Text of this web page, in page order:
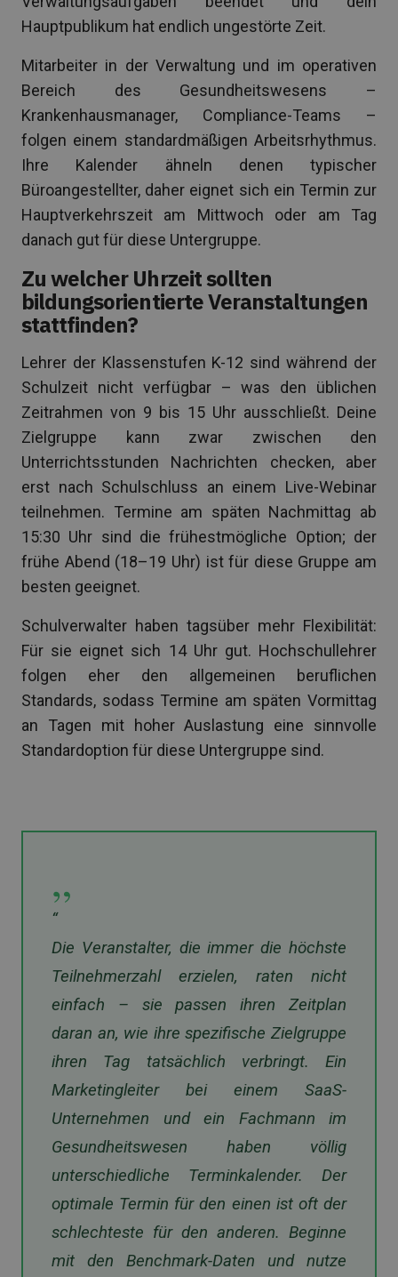
Hauptpublikum hat endlich ungestörte Zeit.
Mitarbeiter in der Verwaltung und im operativen
Bereich des Gesundheitswesens –
Krankenhausmanager, Compliance-Teams –
folgen einem standardmäßigen Arbeitsrhythmus.
Ihre Kalender ähneln denen typischer
Büroangestellter, daher eignet sich ein Termin zur
Hauptverkehrszeit am Mittwoch oder am Tag
danach gut für diese Untergruppe.
Zu welcher Uhrzeit sollten
bildungsorientierte Veranstaltungen
stattfinden?
Lehrer der Klassenstufen K-12 sind während der
Schulzeit nicht verfügbar – was den üblichen
Zeitrahmen von 9 bis 15 Uhr ausschließt. Deine
Zielgruppe kann zwar zwischen den
Unterrichtsstunden Nachrichten checken, aber
erst nach Schulschluss an einem Live-Webinar
teilnehmen. Termine am späten Nachmittag ab
15:30 Uhr sind die frühestmögliche Option; der
frühe Abend (18–19 Uhr) ist für diese Gruppe am
besten geeignet.
Schulverwalter haben tagsüber mehr Flexibilität:
Für sie eignet sich 14 Uhr gut. Hochschullehrer
folgen eher den allgemeinen beruflichen
Standards, sodass Termine am späten Vormittag
an Tagen mit hoher Auslastung eine sinnvolle
Standardoption für diese Untergruppe sind.
„
“
Die Veranstalter, die immer die höchste
Teilnehmerzahl erzielen, raten nicht
einfach – sie passen ihren Zeitplan
daran an, wie ihre spezifische Zielgruppe
ihren Tag tatsächlich verbringt. Ein
Marketingleiter bei einem SaaS-
Unternehmen und ein Fachmann im
Gesundheitswesen haben völlig
unterschiedliche Terminkalender. Der
optimale Termin für den einen ist oft der
schlechteste für den anderen. Beginne
mit den Benchmark-Daten und nutze